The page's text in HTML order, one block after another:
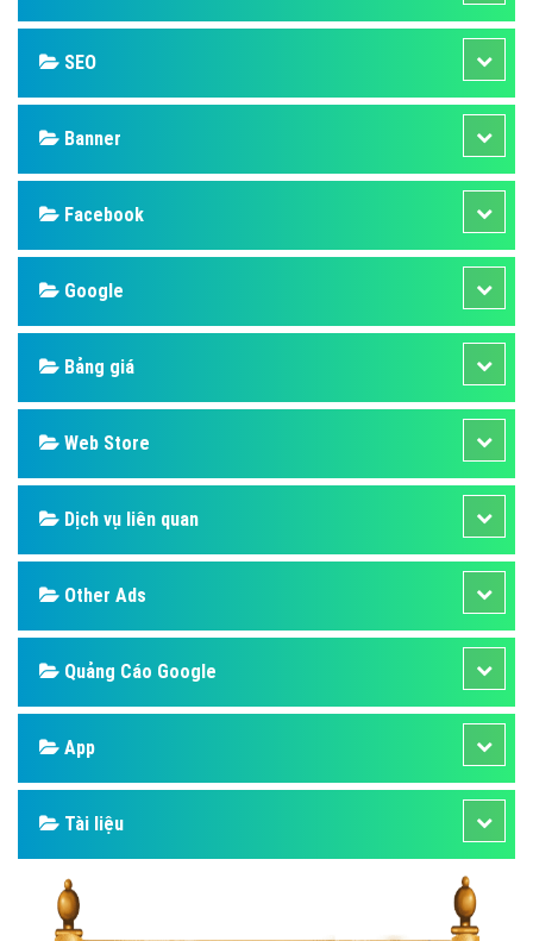
SEO
Banner
Facebook
Google
Bảng giá
Web Store
Dịch vụ liên quan
Other Ads
Quảng Cáo Google
App
Tài liệu